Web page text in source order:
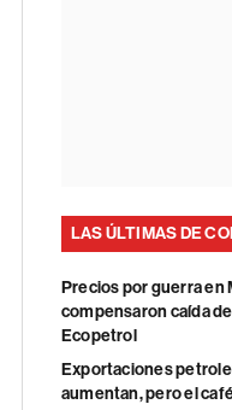
LAS ÚLTIMAS DE
Precios por guerra en
compensaron caída
Ecopetrol
Exportaciones
aumentan, pero el